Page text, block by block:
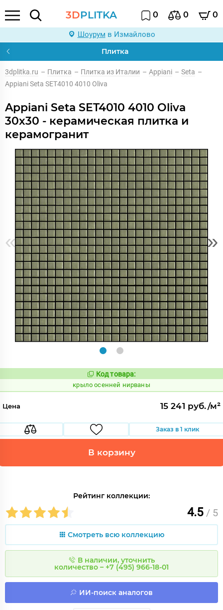
3DPLITKA 0 0 0
Шоурум в Измайлово
Плитка
3dplitka.ru – Плитка – Плитка из Италии – Appiani – Seta –
Appiani Seta SET4010 4010 Oliva
Appiani Seta SET4010 4010 Oliva
30x30 - керамическая плитка и
керамогранит
« »
Код:
836559
Код товара:
крыло осенней нирваны
Цена 15 241 руб./м²
Заказ в 1 клик
В корзину
Рейтинг коллекции:
4.5 / 5
Смотреть всю коллекцию
В наличии, уточнить
количество – +7 (495) 966-18-01
ИИ-поиск аналогов